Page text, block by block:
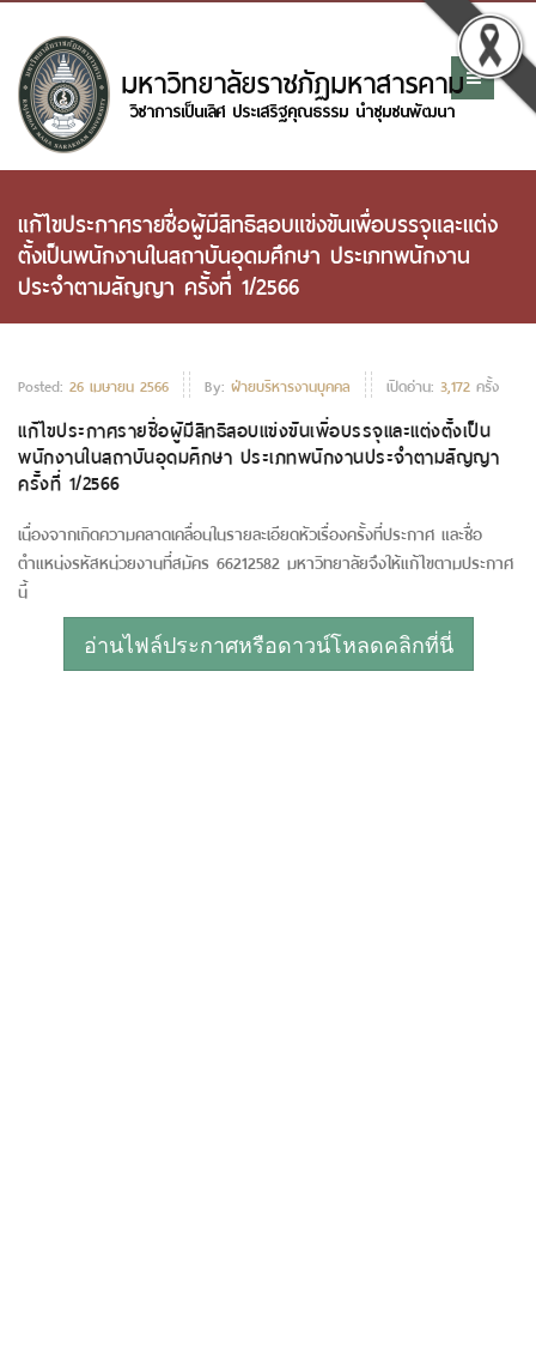
แก้ไขประกาศรายชื่อผู้มีสิทธิสอบแข่งขันเพื่อบรรจุและแต่ง
ตั้งเป็นพนักงานในสถาบันอุดมศึกษา ประเภทพนักงาน
ประจำตามสัญญา ครั้งที่ 1/2566
Posted: 26 เมษายน 2566 By: ฝ่ายบริหารงานบุคคล เปิดอ่าน: 3,172 ครั้ง
แก้ไขประกาศรายชื่อผู้มีสิทธิสอบแข่งขันเพื่อบรรจุและแต่งตั้งเป็น
พนักงานในสถาบันอุดมศึกษา ประเภทพนักงานประจำตามสัญญา
ครั้งที่ 1/2566
เนื่องจากเกิดความคลาดเคลื่อนในรายละเอียดหัวเรื่องครั้งที่ประกาศ และชื่อ
ตำแหน่งรหัสหน่วยงานที่สมัคร 66212582 มหาวิทยาลัยจึงให้แก้ไขตามประกาศ
นี้
อ่านไฟล์ประกาศหรือดาวน์โหลดคลิกที่นี่